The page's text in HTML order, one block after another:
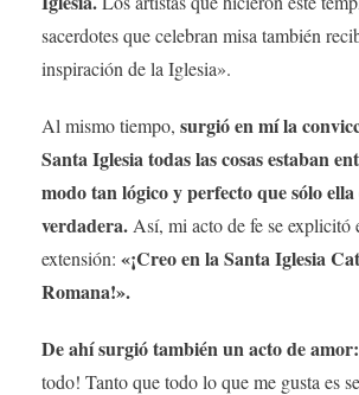
sacerdotes que celebran misa también
inspiración de la Iglesia».
Al mismo tiempo, surgió en mí la
Santa Iglesia todas las cosas estaban
modo tan lógico y perfecto que sólo
verdadera.Así, mi acto de fe se explicitó
extensión: «¡Creo en la Santa Iglesia
Romana!».
De ahí surgió también un acto de amor:
todo! Tanto que todo lo que me gusta es